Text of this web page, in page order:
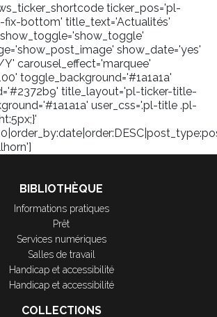
ticker_pos='pl-
fix-bottom' title_text='Actualités'
show_date='yes'
carousel_effect='marquee'
toggle_background='#1a1a1a'
title_layout='pl-ticker-title-
user_css='.pl-title .pl-
BIBLIOTHÈQUE
Informations pratiques
Prêt
Services numériques
Salles de travail
Handicap et accessibilité
Handicap et accessibilité
COLLECTIONS